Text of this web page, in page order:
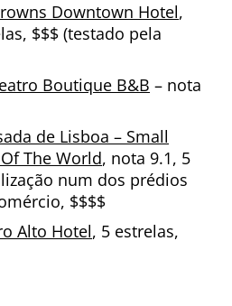
Downtown Hotel,
$$$ (testado pela
Boutique B&B – nota
de Lisboa – Small
The World, nota 9.1, 5
num dos prédios
$$$$
Alto Hotel, 5 estrelas,